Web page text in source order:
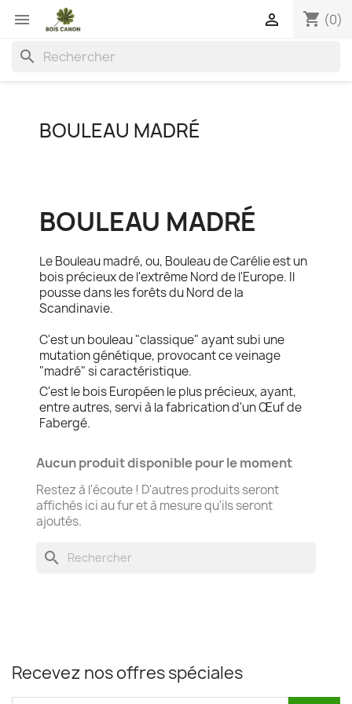
 shopping_cart (0)

search
BOULEAU MADRÉ
BOULEAU MADRÉ
Le Bouleau madré, ou, Bouleau de Carélie est un
bois précieux de l'extrême Nord de l'Europe. Il
pousse dans les forêts du Nord de la
Scandinavie.
C'est un bouleau "classique" ayant subi une
mutation génétique, provocant ce veinage
"madré" si caractéristique.
C'est le bois Européen le plus précieux, ayant,
entre autres, servi à la fabrication d'un Œuf de
Fabergé.
Aucun produit disponible pour le moment
Restez à l'écoute ! D'autres produits seront
affichés ici au fur et à mesure qu'ils seront
ajoutés.
search
Recevez nos offres spéciales